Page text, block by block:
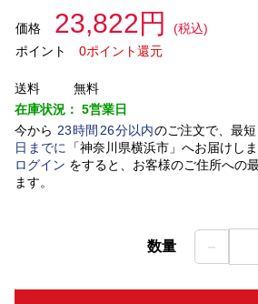
価格 23,822円
(税込)
ポイント
0ポイント還元
送料
無料
在庫状況： 5営業日
今から 23時間 26分以内のご注文で、最短
日 までに 「神奈川県横浜市」 へお届けしま
ログイン をすると、お客様のご住所への
ます。
数量 －